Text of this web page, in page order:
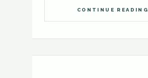
CONTINUE READING